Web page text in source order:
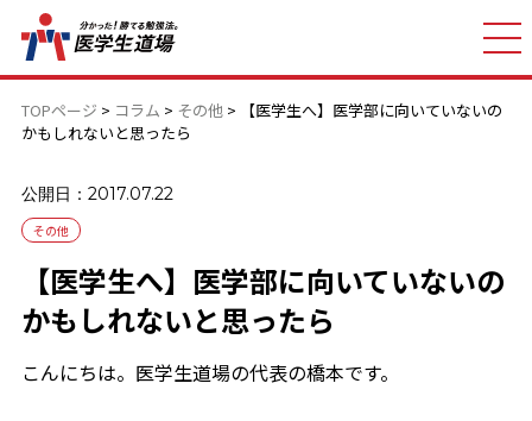
TOPページ > コラム > その他>
【医学生へ】医学部に向いていないの
かもしれないと思ったら
公開日：2017.07.22
その他
【医学生へ】医学部に向いていないの
かもしれないと思ったら
こんにちは。医学生道場の代表の橋本です。